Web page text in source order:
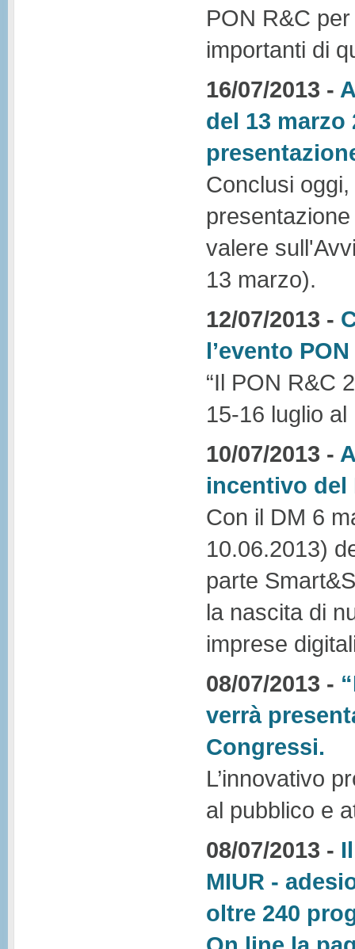
PON R&C
importanti di
16/07/2013 -
del 13
Conclusi
valere
13 marzo).
12/07/2013 -
l’evento
“Il PON R&C
15-16 luglio
10/07/2013 -
incentivo
Con il DM 6
10.06.2013)
parte
la nascita di
imprese
08/07/2013 -
verrà
Congressi.
L’innovativo
al pubblico e
08/07/2013 -
MIUR -
oltre 240